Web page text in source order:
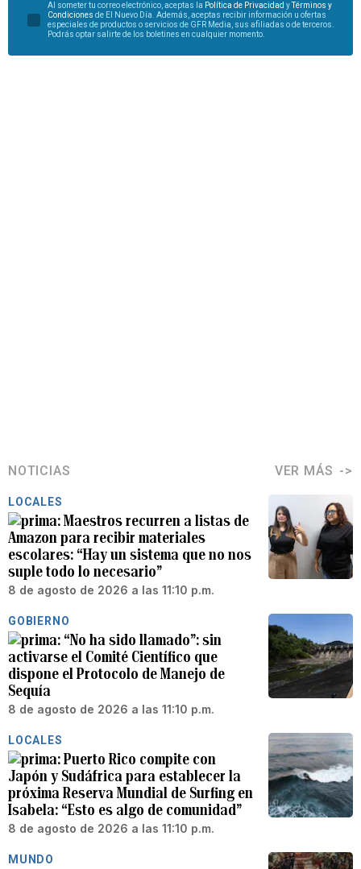
Al someter tu correo electrónico, aceptas la Política de Privacidad yTérminos y
Condiciones de El Nuevo Día. Además, aceptas recibir información u ofertas
especiales de productos o servicios de GFR Media, sus afiliadas o de terceros.
Podrás optar salirte de los boletines en cualquier momento.
NOTICIAS VER MÁS
LOCALES
Maestros recurren a listas de
Amazon para recibir materiales
escolares: “Hay un sistema que no nos
suple todo lo necesario”
8 de agosto de 2026 a las 11:10 p.m.
GOBIERNO
“No ha sido llamado”: sin
activarse el Comité Científico que
dispone el Protocolo de Manejo de
Sequía
8 de agosto de 2026 a las 11:10 p.m.
LOCALES
Puerto Rico compite con
Japón y Sudáfrica para establecer la
próxima Reserva Mundial de Surfing en
Isabela: “Esto es algo de comunidad”
8 de agosto de 2026 a las 11:10 p.m.
MUNDO